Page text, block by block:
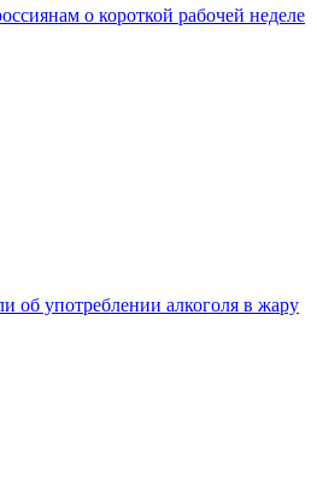
о короткой рабочей неделе
об употреблении алкоголя в жару